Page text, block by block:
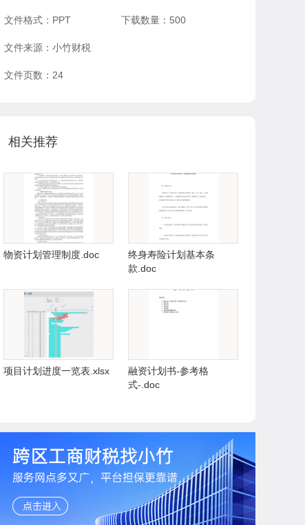
文件格式：PPT 下载数量：500
文件来源：小竹财税
文件页数：24
相关推荐
物资计划管理制度.doc
终身寿险计划基本条
款.doc
项目计划进度一览表.xlsx
融资计划书-参考格
式-.doc